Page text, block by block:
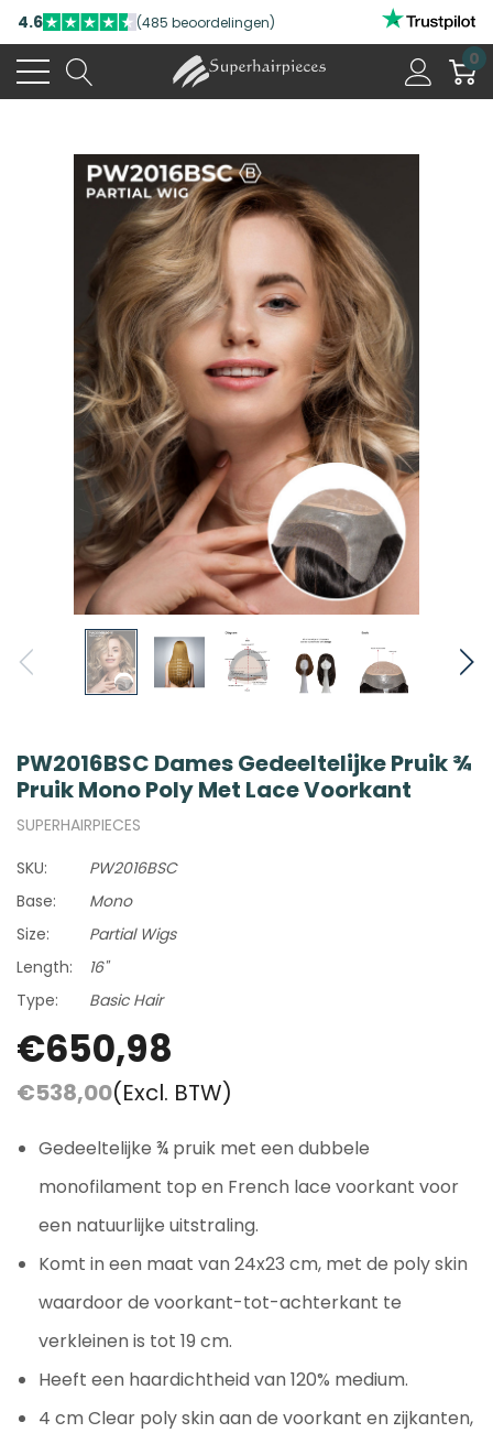
4.6 (485 beoordelingen)
0
PW2016BSC Dames Gedeeltelijke Pruik ¾
Pruik Mono Poly Met Lace Voorkant
SUPERHAIRPIECES
SKU:
PW2016BSC
Base:
Mono
Size:
Partial Wigs
Length:
16"
Type:
Basic Hair
€650,98
€538,00(Excl. BTW)
Gedeeltelijke ¾ pruik met een dubbele
monofilament top en French lace voorkant voor
een natuurlijke uitstraling.
Komt in een maat van 24x23 cm, met de poly skin
waardoor de voorkant-tot-achterkant te
verkleinen is tot 19 cm.
Heeft een haardichtheid van 120% medium.
4 cm Clear poly skin aan de voorkant en zijkanten,